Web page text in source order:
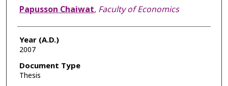
Author
Papusson Chaiwat, Faculty of Economics
Year (A.D.)
2007
Document Type
Thesis